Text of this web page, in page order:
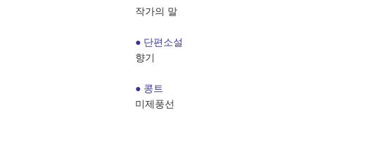
작가의 말
● 단편소설
향기
● 콩트
미제풍선